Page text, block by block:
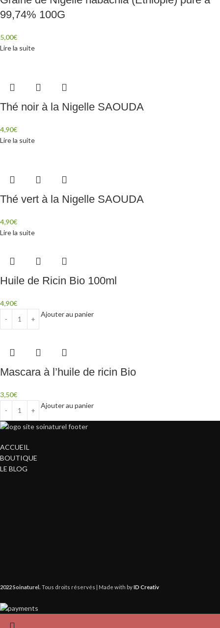
99,74% 100G
5,00€
Lire la suite
Thé noir à la Nigelle SAOUDA
4,90€
Lire la suite
Thé vert à la Nigelle SAOUDA
4,90€
Lire la suite
Huile de Ricin Bio 100ml
4,90€
Ajouter au panier
Mascara à l’huile de ricin Bio
3,50€
Ajouter au panier
ACCUEIL
BOUTIQUE
LE BLOG
2022 Soinaturel. Tous droits réservés | Made with byID Creativ